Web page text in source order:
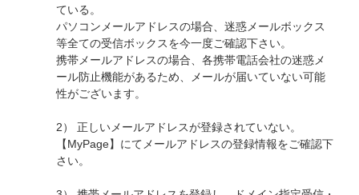
ている。
パソコンメールアドレスの場合、迷惑メールボックス
等全ての受信ボックスを今一度ご確認下さい。
携帯メールアドレスの場合、各携帯電話会社の迷惑メ
ール防止機能があるため、メールが届いていない可能
性がございます。
2） 正しいメールアドレスが登録されていない。
【MyPage】にてメールアドレスの登録情報をご確認下
さい。